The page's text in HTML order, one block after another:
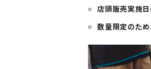
店頭販売実施
数量限定のた